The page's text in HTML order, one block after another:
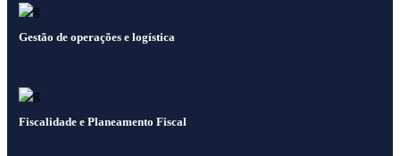
Gestão de operações e logística
Fiscalidade e Planeamento Fiscal